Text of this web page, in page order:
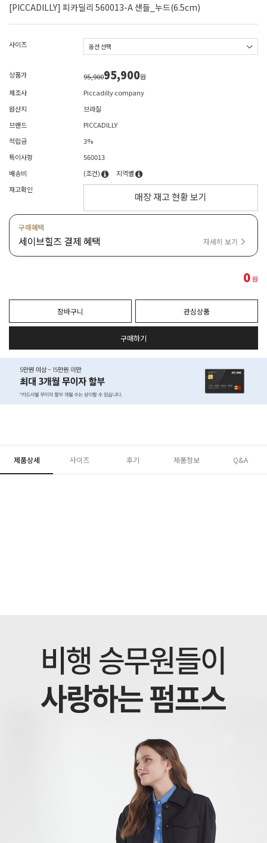
[PICCADILLY] 피카딜리 560013-A 샌들_누드(6.5cm)
사이즈
상품가 95,90095,900원
제조사
Piccadilly company
원산지
브라질
브랜드
PICCADILLY
적립금
3%
특이사항
560013
배송비
(조건)
지역별
재고확인
매장 재고 현황 보기
구매혜택
세이브힐즈 결제 혜택 자세히 보기
0원
장바구니 관심상품
구매하기
제품상세 사이즈 후기 제품정보 Q&A